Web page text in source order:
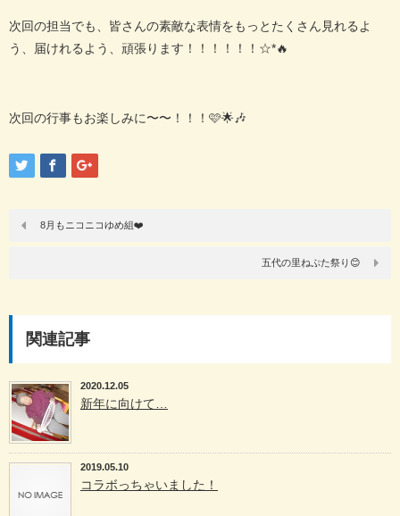
次回の担当でも、皆さんの素敵な表情をもっとたくさん見れるよ
う、届けれるよう、頑張ります！！！！！！☆*🔥
次回の行事もお楽しみに〜〜！！！🩷🌟🎶
8月もニコニコゆめ組❤️
五代の里ねぷた祭り😊
関連記事
2020.12.05
新年に向けて…
2019.05.10
コラボっちゃいました！